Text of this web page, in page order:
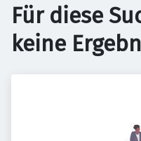
Für diese
keine